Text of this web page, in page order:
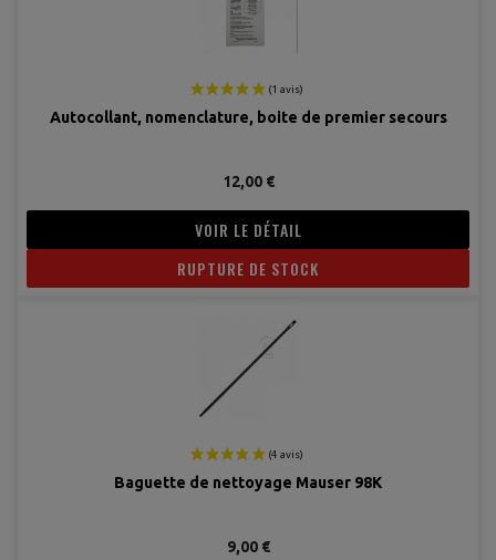
Autocollant, nomenclature, boite de premier secours
12,00 €
VOIR LE DÉTAIL
RUPTURE DE STOCK
Baguette de nettoyage Mauser 98K
9,00 €